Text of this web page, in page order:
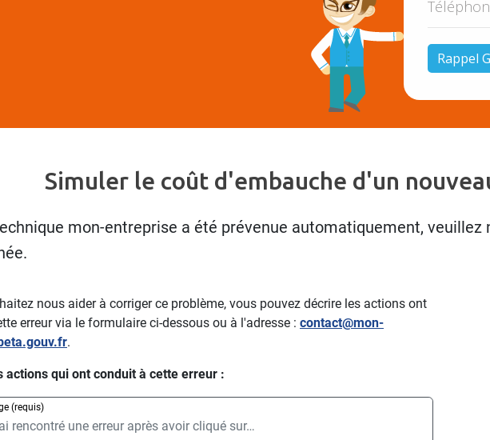
Simuler le coût d'embauche d'un